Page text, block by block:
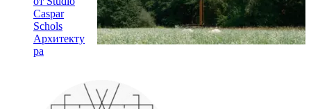
Caspar
Schols
Архитекту
ра